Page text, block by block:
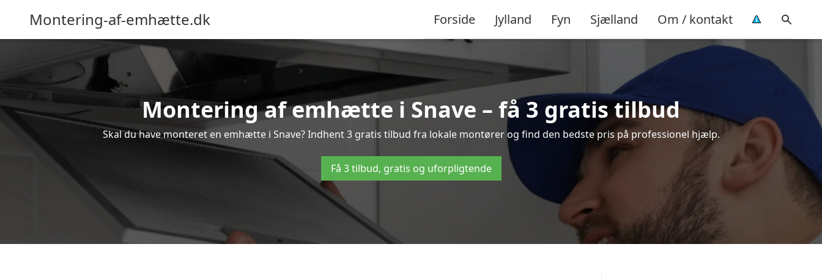
Montering-af-emhætte.dk Forside Jylland Fyn Sjælland Om / kontakt
Montering af emhætte i Snave – få 3 gratis tilbud
Skal du have monteret en emhætte i Snave? Indhent 3 gratis tilbud fra lokale montører og find den bedste pris på professionel hjælp.
Få 3 tilbud, gratis og uforpligtende